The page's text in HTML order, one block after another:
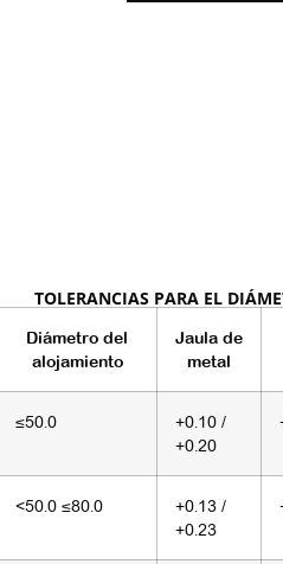
TOLERANCIAS PARA EL
Diámetro del
alojamiento
Jaula de
metal
≤50.0
+0.10 /
+0.20
<50.0 ≤80.0
+0.13 /
+0.23